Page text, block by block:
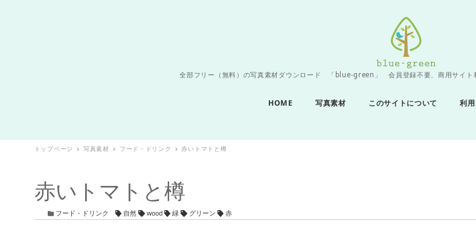
全部フリー（無料）の写真素材ダウンロード 「blue-green」 会員登録不要、商用サイト
HOME 写真素材 このサイトについて 利
トップページ 写真素材 フード・ドリンク 赤いトマトと樽
赤いトマトと樽
カテゴリー
フード・ドリンク タグ自然 wood 緑 グリーン 赤